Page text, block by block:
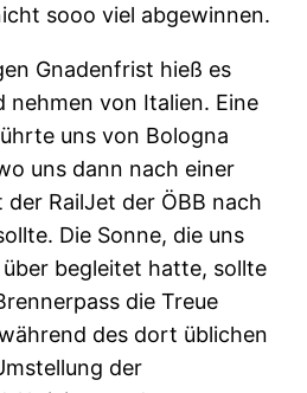
sooo viel abgewinnen.
Gnadenfrist hieß es
nehmen von Italien. Eine
uns von Bologna
uns dann nach einer
RailJet der ÖBB nach
Die Sonne, die uns
begleitet hatte, sollte
die Treue
des dort üblichen
der